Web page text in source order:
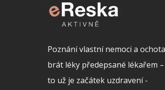
Poznání vlastní nemoci a ochota
brát léky předepsané lékařem –
to už je začátek uzdravení -